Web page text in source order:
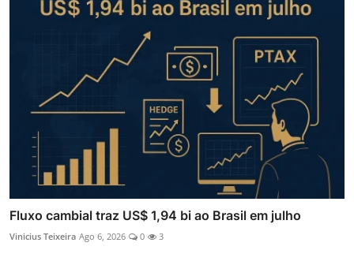
Fluxo cambial traz US$ 1,94 bi ao Brasil em julho
Vinicius Teixeira Ago 6, 2026 0 3